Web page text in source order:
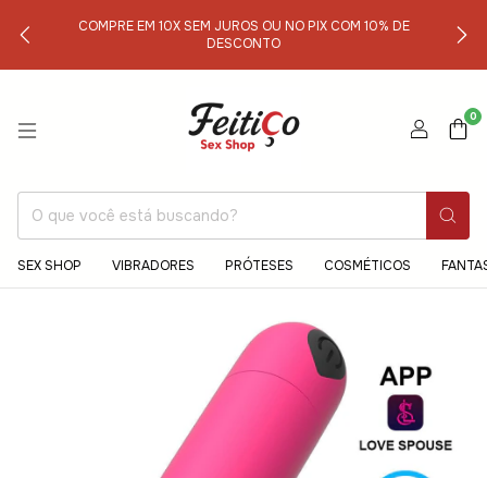
COMPRE EM 10X SEM JUROS OU NO PIX COM 10% DE
DESCONTO
0
SEX SHOP VIBRADORES PRÓTESES COSMÉTICOS